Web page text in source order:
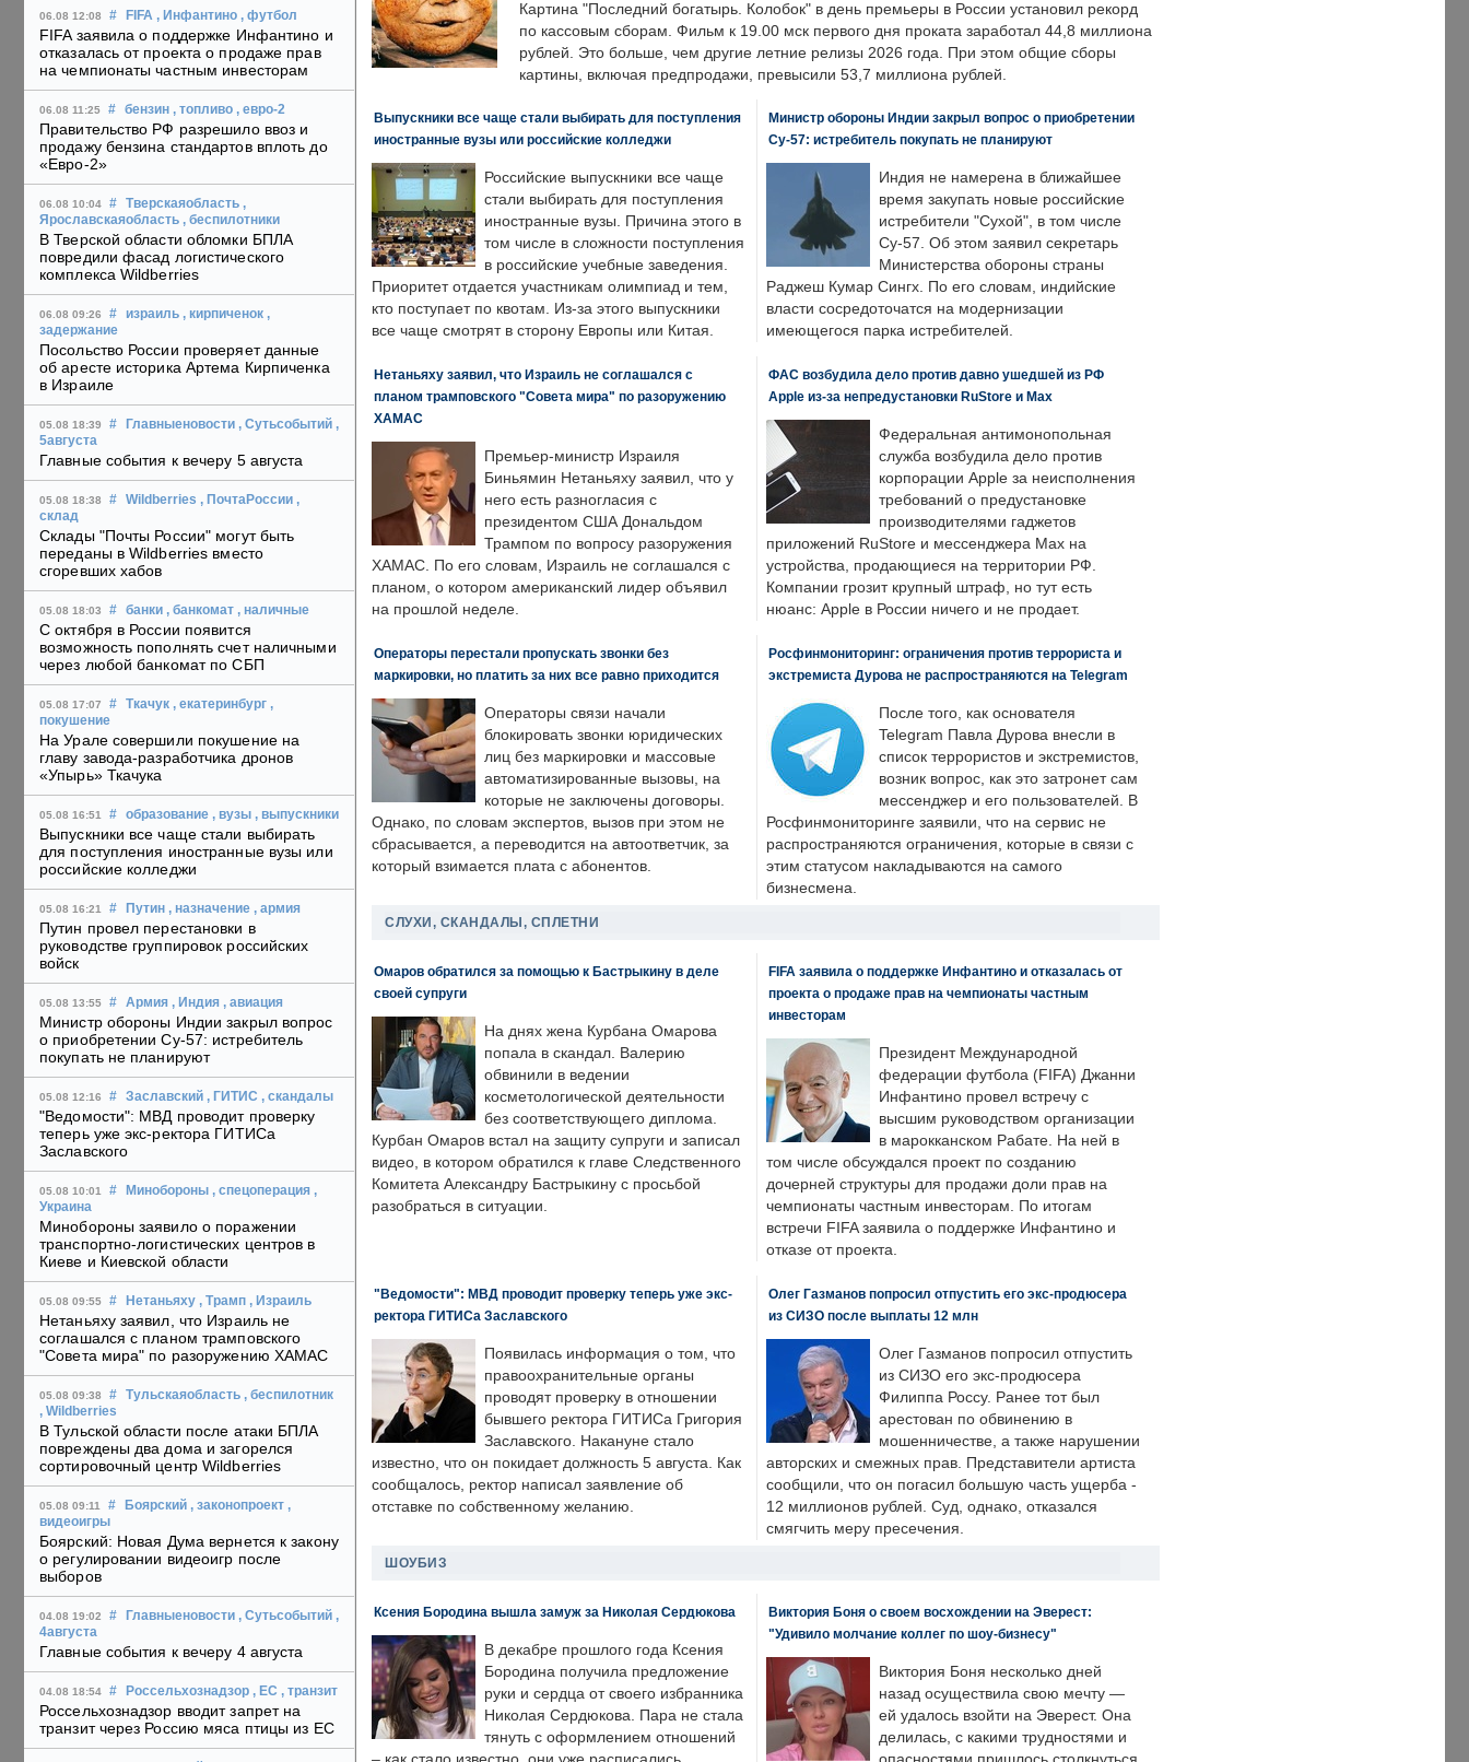
06.08 12:08 # FIFA , Инфантино , футбол
FIFA заявила о поддержке Инфантино и
отказалась от проекта о продаже прав
на чемпионаты частным инвесторам
06.08 11:25 # бензин , топливо , евро-2
Правительство РФ разрешило ввоз и
продажу бензина стандартов вплоть до
«Евро-2»
06.08 10:04 # Тверскаяобласть ,
Ярославскаяобласть , беспилотники
В Тверской области обломки БПЛА
повредили фасад логистического
комплекса Wildberries
06.08 09:26 # израиль , кирпиченок ,
задержание
Посольство России проверяет данные
об аресте историка Артема Кирпиченка
в Израиле
05.08 18:39 # Главныеновости , Сутьсобытий ,
5августа
Главные события к вечеру 5 августа
05.08 18:38 # Wildberries , ПочтаРоссии ,
склад
Склады "Почты России" могут быть
переданы в Wildberries вместо
сгоревших хабов
05.08 18:03 # банки , банкомат , наличные
С октября в России появится
возможность пополнять счет наличными
через любой банкомат по СБП
05.08 17:07 # Ткачук , екатеринбург ,
покушение
На Урале совершили покушение на
главу завода-разработчика дронов
«Упырь» Ткачука
05.08 16:51 # образование , вузы , выпускники
Выпускники все чаще стали выбирать
для поступления иностранные вузы или
российские колледжи
05.08 16:21 # Путин , назначение , армия
Путин провел перестановки в
руководстве группировок российских
войск
05.08 13:55 # Армия , Индия , авиация
Министр обороны Индии закрыл вопрос
о приобретении Су-57: истребитель
покупать не планируют
05.08 12:16 # Заславский , ГИТИС , скандалы
"Ведомости": МВД проводит проверку
теперь уже экс-ректора ГИТИСа
Заславского
05.08 10:01 # Минобороны , спецоперация ,
Украина
Минобороны заявило о поражении
транспортно-логистических центров в
Киеве и Киевской области
05.08 09:55 # Нетаньяху , Трамп , Израиль
Нетаньяху заявил, что Израиль не
соглашался с планом трамповского
"Совета мира" по разоружению ХАМАС
05.08 09:38 # Тульскаяобласть , беспилотник
, Wildberries
В Тульской области после атаки БПЛА
повреждены два дома и загорелся
сортировочный центр Wildberries
05.08 09:11 # Боярский , законопроект ,
видеоигры
Боярский: Новая Дума вернется к закону
о регулировании видеоигр после
выборов
04.08 19:02 # Главныеновости , Сутьсобытий ,
4августа
Главные события к вечеру 4 августа
04.08 18:54 # Россельхознадзор , ЕС , транзит
Россельхознадзор вводит запрет на
транзит через Россию мяса птицы из ЕС
Картина "Последний богатырь. Колобок" в день премьеры в России установил рекорд
по кассовым сборам. Фильм к 19.00 мск первого дня проката заработал 44,8 миллиона
рублей. Это больше, чем другие летние релизы 2026 года. При этом общие сборы
картины, включая предпродажи, превысили 53,7 миллиона рублей.
Выпускники все чаще стали выбирать для поступления
иностранные вузы или российские колледжи
Российские выпускники все чаще
стали выбирать для поступления
иностранные вузы. Причина этого в
том числе в сложности поступления
в российские учебные заведения.
Приоритет отдается участникам олимпиад и тем,
кто поступает по квотам. Из-за этого выпускники
все чаще смотрят в сторону Европы или Китая.
Министр обороны Индии закрыл вопрос о приобретении
Су-57: истребитель покупать не планируют
Индия не намерена в ближайшее
время закупать новые российские
истребители "Сухой", в том числе
Су-57. Об этом заявил секретарь
Министерства обороны страны
Раджеш Кумар Сингх. По его словам, индийские
власти сосредоточатся на модернизации
имеющегося парка истребителей.
Нетаньяху заявил, что Израиль не соглашался с
планом трамповского "Совета мира" по разоружению
ХАМАС
Премьер-министр Израиля
Биньямин Нетаньяху заявил, что у
него есть разногласия с
президентом США Дональдом
Трампом по вопросу разоружения
ХАМАС. По его словам, Израиль не соглашался с
планом, о котором американский лидер объявил
на прошлой неделе.
ФАС возбудила дело против давно ушедшей из РФ
Apple из-за непредустановки RuStore и Max
Федеральная антимонопольная
служба возбудила дело против
корпорации Apple за неисполнения
требований о предустановке
производителями гаджетов
приложений RuStore и мессенджера Max на
устройства, продающиеся на территории РФ.
Компании грозит крупный штраф, но тут есть
нюанс: Apple в России ничего и не продает.
Операторы перестали пропускать звонки без
маркировки, но платить за них все равно приходится
Операторы связи начали
блокировать звонки юридических
лиц без маркировки и массовые
автоматизированные вызовы, на
которые не заключены договоры.
Однако, по словам экспертов, вызов при этом не
сбрасывается, а переводится на автоответчик, за
который взимается плата с абонентов.
Росфинмониторинг: ограничения против террориста и
экстремиста Дурова не распространяются на Telegram
После того, как основателя
Telegram Павла Дурова внесли в
список террористов и экстремистов,
возник вопрос, как это затронет сам
мессенджер и его пользователей. В
Росфинмониторинге заявили, что на сервис не
распространяются ограничения, которые в связи с
этим статусом накладываются на самого
бизнесмена.
СЛУХИ, СКАНДАЛЫ, СПЛЕТНИ
Омаров обратился за помощью к Бастрыкину в деле
своей супруги
На днях жена Курбана Омарова
попала в скандал. Валерию
обвинили в ведении
косметологической деятельности
без соответствующего диплома.
Курбан Омаров встал на защиту супруги и записал
видео, в котором обратился к главе Следственного
Комитета Александру Бастрыкину с просьбой
разобраться в ситуации.
FIFA заявила о поддержке Инфантино и отказалась от
проекта о продаже прав на чемпионаты частным
инвесторам
Президент Международной
федерации футбола (FIFA) Джанни
Инфантино провел встречу с
высшим руководством организации
в марокканском Рабате. На ней в
том числе обсуждался проект по созданию
дочерней структуры для продажи доли прав на
чемпионаты частным инвесторам. По итогам
встречи FIFA заявила о поддержке Инфантино и
отказе от проекта.
"Ведомости": МВД проводит проверку теперь уже экс-
ректора ГИТИСа Заславского
Появилась информация о том, что
правоохранительные органы
проводят проверку в отношении
бывшего ректора ГИТИСа Григория
Заславского. Накануне стало
известно, что он покидает должность 5 августа. Как
сообщалось, ректор написал заявление об
отставке по собственному желанию.
Олег Газманов попросил отпустить его экс-продюсера
из СИЗО после выплаты 12 млн
Олег Газманов попросил отпустить
из СИЗО его экс-продюсера
Филиппа Россу. Ранее тот был
арестован по обвинению в
мошенничестве, а также нарушении
авторских и смежных прав. Представители артиста
сообщили, что он погасил большую часть ущерба -
12 миллионов рублей. Суд, однако, отказался
смягчить меру пресечения.
ШОУБИЗ
Ксения Бородина вышла замуж за Николая Сердюкова
В декабре прошлого года Ксения
Бородина получила предложение
руки и сердца от своего избранника
Николая Сердюкова. Пара не стала
тянуть с оформлением отношений
Виктория Боня о своем восхождении на Эверест:
"Удивило молчание коллег по шоу-бизнесу"
Виктория Боня несколько дней
назад осуществила свою мечту —
ей удалось взойти на Эверест. Она
делилась, с какими трудностями и